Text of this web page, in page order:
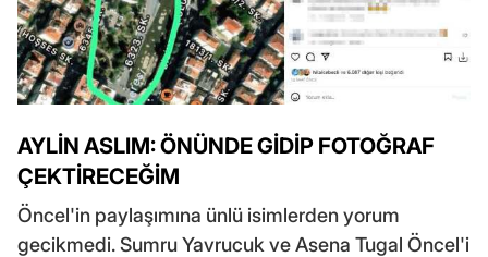
AYLİN ASLIM: ÖNÜNDE GİDİP FOTOĞRAF
ÇEKTİRECEĞİM
Öncel'in paylaşımına ünlü isimlerden yorum
gecikmedi. Sumru Yavrucuk ve Asena Tugal Öncel'i